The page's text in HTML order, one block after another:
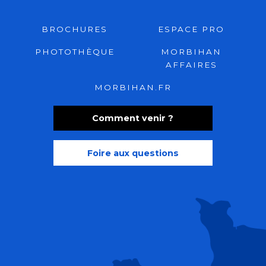
Comment venir ?
Foire aux questions
BROCHURES ESPACE PRO
PHOTOTHÈQUE
MORBIHAN
AFFAIRES
MORBIHAN.FR